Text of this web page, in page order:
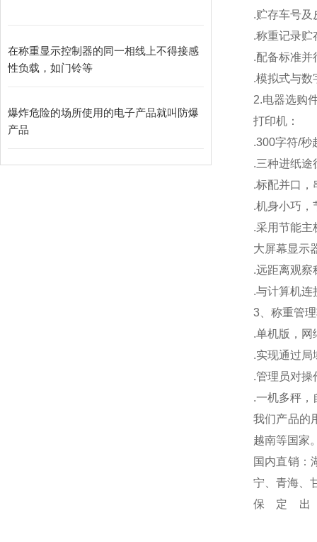
在称重显示控制器的同一相线上不得接感
性负载，如门铃等
爆炸危险的场所使用的电子产品就叫防爆
产品
.贮存车号及
.称重记录贮
.配备标准并
.模拟式与数
2.电器选购
打印机：
.300字符/秒
.三种进纸途
.标配并口，
.机身小巧，
.采用节能主
大屏幕显示
.远距离观察
.与计算机连
3 、称重管
.单机版，网
.实现通过局
.管理员对操
.一机多秤，
我们产品的
越南等国家
国内直销：
宁、青海、
保定